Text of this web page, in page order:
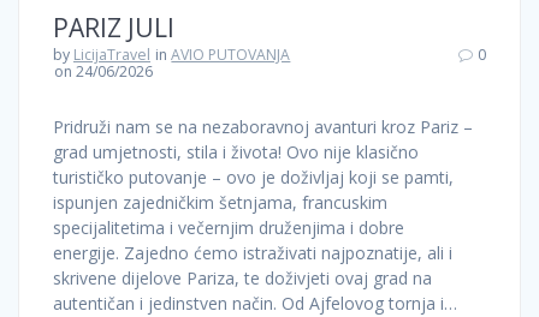
PARIZ JULI
by LicijaTravel inAVIO PUTOVANJA
on 24/06/2026
0
Pridruži nam se na nezaboravnoj avanturi kroz Pariz –
grad umjetnosti, stila i života! Ovo nije klasično
turističko putovanje – ovo je doživljaj koji se pamti,
ispunjen zajedničkim šetnjama, francuskim
specijalitetima i večernjim druženjima i dobre
energije. Zajedno ćemo istraživati najpoznatije, ali i
skrivene dijelove Pariza, te doživjeti ovaj grad na
autentičan i jedinstven način. Od Ajfelovog tornja i…